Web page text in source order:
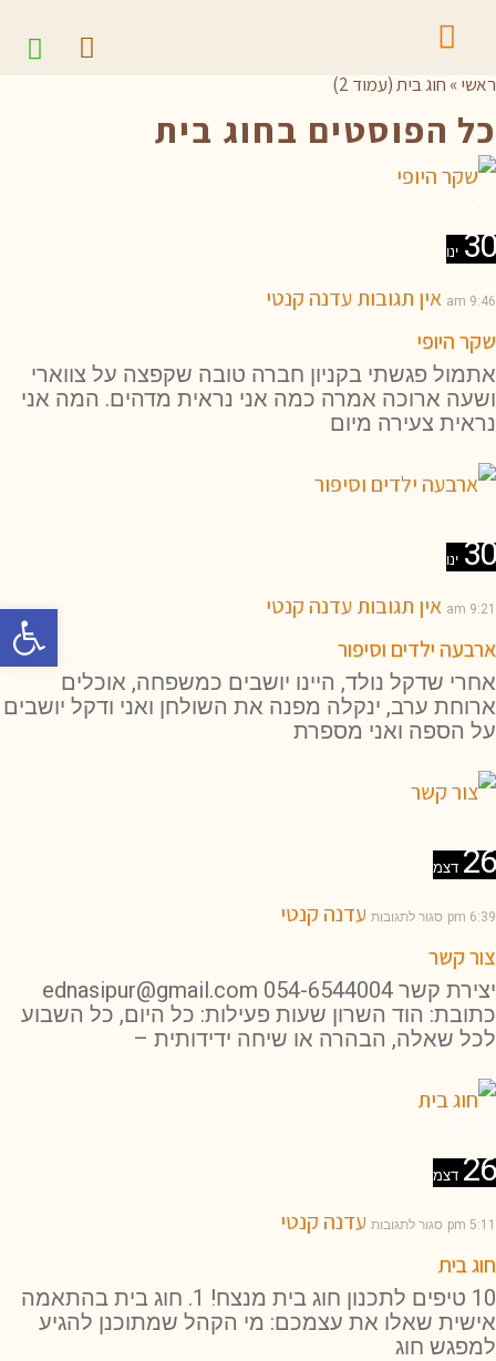
ראשי» חוג בית (עמוד 2)
כל הפוסטים בחוג בית
30 ינו
9:46 am אין תגובות עדנה קנטי
שקר היופי
אתמול פגשתי בקניון חברה טובה שקפצה על צווארי
ושעה ארוכה אמרה כמה אני נראית מדהים. המה אני
נראית צעירה מיום
30 ינו
9:21 am אין תגובות עדנה קנטי
ארבעה ילדים וסיפור
אחרי שדקל נולד, היינו יושבים כמשפחה, אוכלים
ארוחת ערב, ינקלה מפנה את השולחן ואני ודקל יושבים
על הספה ואני מספרת
26 דצמ
6:39 pm סגור לתגובות עדנה קנטי
צור קשר
יצירת קשר 054-6544004 ednasipur@gmail.com
כתובת: הוד השרון שעות פעילות: כל היום, כל השבוע
לכל שאלה, הבהרה או שיחה ידידותית –
26 דצמ
5:11 pm סגור לתגובות עדנה קנטי
חוג בית
10 טיפים לתכנון חוג בית מנצח! 1. חוג בית בהתאמה
אישית שאלו את עצמכם: מי הקהל שמתוכנן להגיע
למפגש חוג
פתח